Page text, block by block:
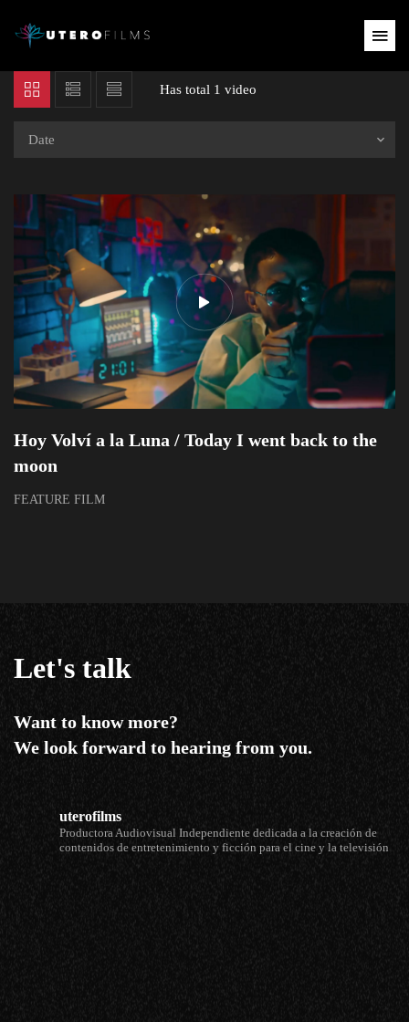
Has total 1 video
Date
Hoy Volví a la Luna / Today I went back to the
moon
FEATURE FILM
Let's talk
Want to know more?
We look forward to hearing from you.
uterofilms
Productora Audiovisual Independiente dedicada a la creación de
contenidos de entretenimiento y ficción para el cine y la televisión